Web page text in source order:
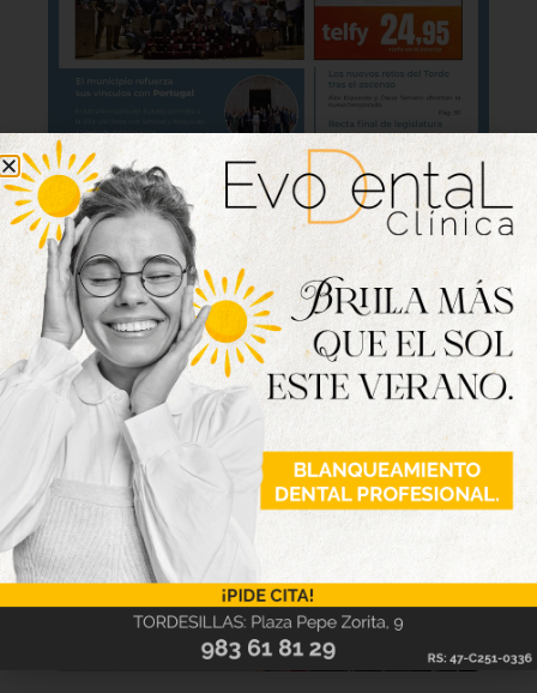
Lo último